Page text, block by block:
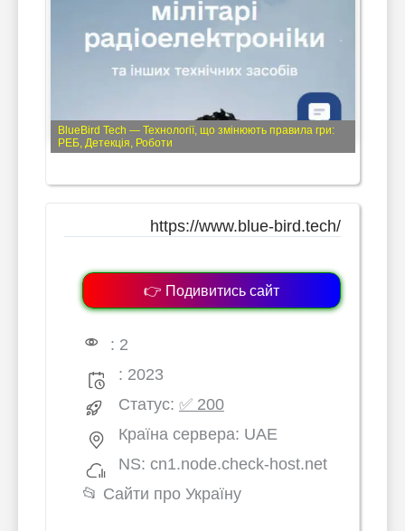
BlueBird Tech — Технології, що змінюють правила гри:
РЕБ, Детекція, Роботи
https://www.blue-bird.tech/
👉 Подивитись сайт
: 2
: 2023
Статус: ✅ 200
Країна сервера: UAE
NS: cn1.node.check-host.net
📂 Сайти про Україну